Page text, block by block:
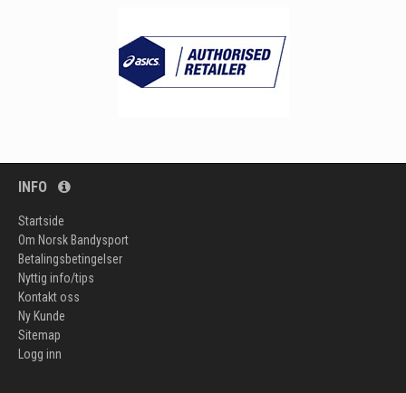
INFO
Startside
Om Norsk Bandysport
Betalingsbetingelser
Nyttig info/tips
Kontakt oss
Ny Kunde
Sitemap
Logg inn